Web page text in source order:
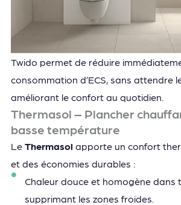
Twido permet de réduire
consommation d’ECS, sans attendre
améliorant le confort au quotidien.
Thermasol – Plancher
basse température
Le Thermasol apporte un confort
et des économies durables :
Chaleur douce et homogène dans
supprimant les zones froides.